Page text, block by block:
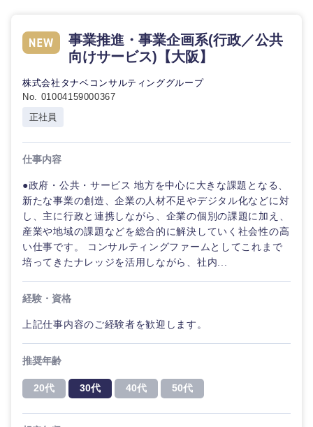
事業推進・事業企画系(行政／公共
向けサービス)【大阪】
株式会社タナベコンサルティンググループ
No. 01004159000367
正社員
仕事内容
●政府・公共・サービス 地方を中心に大きな課題となる、
新たな事業の創造、企業の人材不足やデジタル化などに対
し、主に行政と連携しながら、企業の個別の課題に加え、
産業や地域の課題などを総合的に解決していく社会性の高
い仕事です。 コンサルティングファームとしてこれまで
培ってきたナレッジを活用しながら、社内...
経験・資格
上記仕事内容のご経験者を歓迎します。
推奨年齢
20代 30代 40代 50代